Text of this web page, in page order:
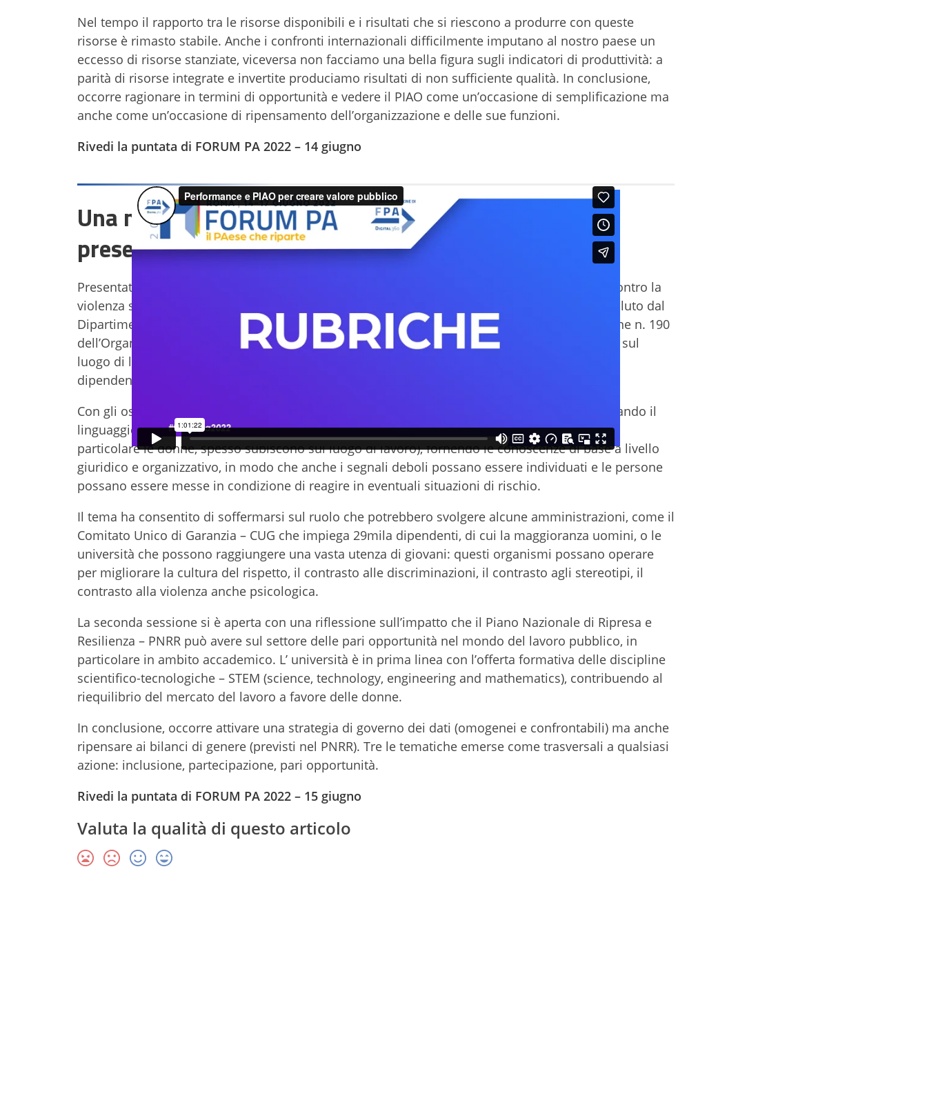
Nel tempo il rapporto tra le risorse disponibili e i risultati che si riescono a produrre con queste
risorse è rimasto stabile. Anche i confronti internazionali difficilmente imputano al nostro paese un
eccesso di risorse stanziate, viceversa non facciamo una bella figura sugli indicatori di produttività: a
parità di risorse integrate e invertite produciamo risultati di non sufficiente qualità. In conclusione,
occorre ragionare in termini di opportunità e vedere il PIAO come un’occasione di semplificazione ma
anche come un’occasione di ripensamento dell’organizzazione e delle sue funzioni.
Rivedi la puntata di FORUM PA 2022 – 14 giugno
Una nuova cultura contro le molestie sul lavoro:
presentazione del corso online Riforma-Mentis
Presentato, in occasione di questa seconda puntata, il primo corso online “Riforma-Mentis” contro la
violenza sui luoghi di lavoro e per l’eliminazione di ogni discriminazione di genere. Il corso voluto dal
Dipartimento della funzione pubblica come contributo dell’adesione dell’Italia alla Convenzione n. 190
dell’Organizzazione Internazionale del Lavoro sull’eliminazione della violenza e delle molestie sul
luogo di lavoro del 2019, realizzato con il supporto di Formez PA, è rivolto all’intera platea dei
dipendenti pubblici.
Con gli ospiti presenti sono stati indagati i contenuti di questo primo percorso on-line: utilizzando il
linguaggio del disegno animato, si focalizza su diverse forme di molestie e vessazioni (che, in
particolare le donne, spesso subiscono sul luogo di lavoro), fornendo le conoscenze di base a livello
giuridico e organizzativo, in modo che anche i segnali deboli possano essere individuati e le persone
possano essere messe in condizione di reagire in eventuali situazioni di rischio.
Il tema ha consentito di soffermarsi sul ruolo che potrebbero svolgere alcune amministrazioni, come il
Comitato Unico di Garanzia – CUG che impiega 29mila dipendenti, di cui la maggioranza uomini, o le
università che possono raggiungere una vasta utenza di giovani: questi organismi possano operare
per migliorare la cultura del rispetto, il contrasto alle discriminazioni, il contrasto agli stereotipi, il
contrasto alla violenza anche psicologica.
La seconda sessione si è aperta con una riflessione sull’impatto che il Piano Nazionale di Ripresa e
Resilienza – PNRR può avere sul settore delle pari opportunità nel mondo del lavoro pubblico, in
particolare in ambito accademico. L’ università è in prima linea con l’offerta formativa delle discipline
scientifico-tecnologiche – STEM (science, technology, engineering and mathematics), contribuendo al
riequilibrio del mercato del lavoro a favore delle donne.
In conclusione, occorre attivare una strategia di governo dei dati (omogenei e confrontabili) ma anche
ripensare ai bilanci di genere (previsti nel PNRR). Tre le tematiche emerse come trasversali a qualsiasi
azione: inclusione, partecipazione, pari opportunità.
Rivedi la puntata di FORUM PA 2022 – 15 giugno
Valuta la qualità di questo articolo